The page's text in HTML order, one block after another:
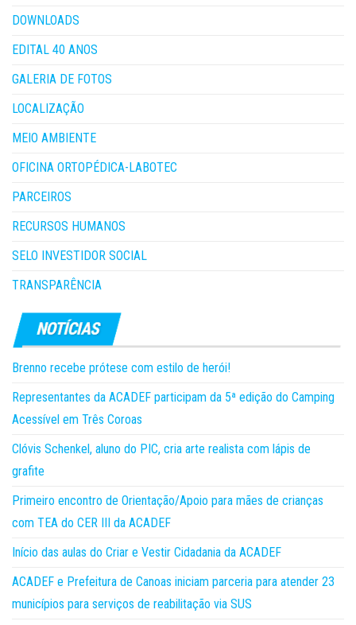
DOWNLOADS
EDITAL 40 ANOS
GALERIA DE FOTOS
LOCALIZAÇÃO
MEIO AMBIENTE
OFICINA ORTOPÉDICA-LABOTEC
PARCEIROS
RECURSOS HUMANOS
SELO INVESTIDOR SOCIAL
TRANSPARÊNCIA
Brenno recebe prótese com estilo de herói!
Representantes da ACADEF participam da 5ª edição do Camping
Acessível em Três Coroas
Clóvis Schenkel, aluno do PIC, cria arte realista com lápis de
grafite
Primeiro encontro de Orientação/Apoio para mães de crianças
com TEA do CER III da ACADEF
Início das aulas do Criar e Vestir Cidadania da ACADEF
ACADEF e Prefeitura de Canoas iniciam parceria para atender 23
municípios para serviços de reabilitação via SUS